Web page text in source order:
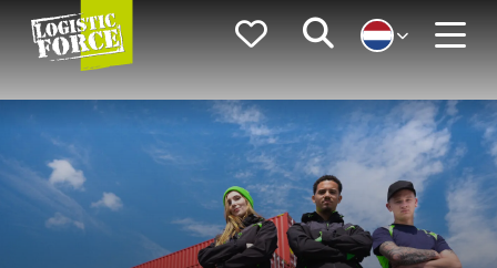
Logistic
Force
FavorietenZoeken